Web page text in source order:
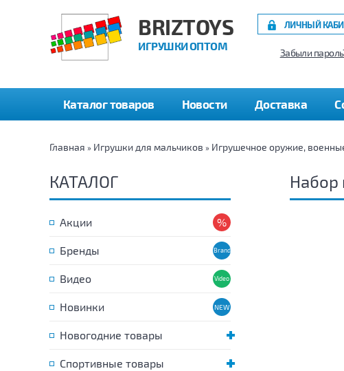
BRIZTOYS
ИГРУШКИ ОПТОМ
ЛИЧНЫЙ
Забыли
Каталог товаров Новости Доставка
Главная » Игрушки для мальчиков » Игрушечное оружие,
КАТАЛОГ
Акции
Бренды
Видео
Новинки
Новогодние товары
Спортивные товары
Набор